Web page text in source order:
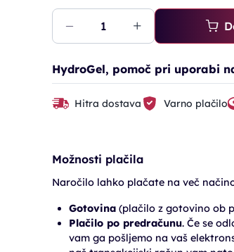
HydroGel, pomoč pri uporabi
Hitra dostava Varno plačilo
Možnosti plačila
Naročilo lahko plačate na več
Gotovina(plačilo z gotovino ob
Plačilo po predračunu. Če se
vam ga pošljemo na vaš